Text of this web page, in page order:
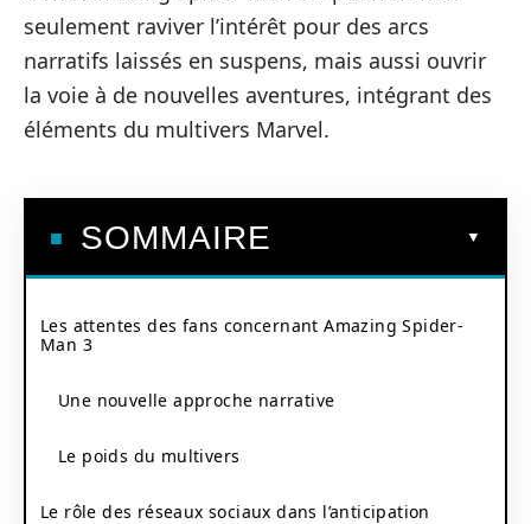
seulement raviver l’intérêt pour des arcs
narratifs laissés en suspens, mais aussi ouvrir
la voie à de nouvelles aventures, intégrant des
éléments du multivers Marvel.
SOMMAIRE
Les attentes des fans concernant Amazing Spider-
Man 3
Une nouvelle approche narrative
Le poids du multivers
Le rôle des réseaux sociaux dans l’anticipation